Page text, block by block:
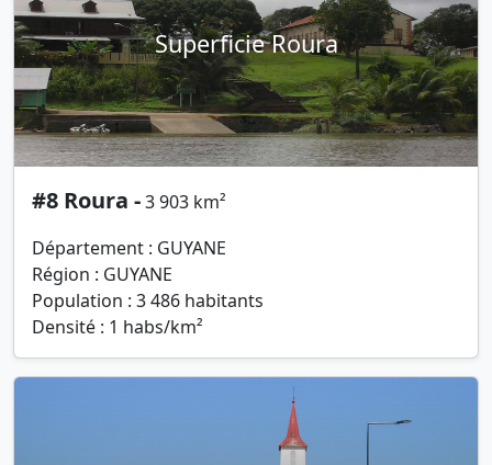
Superficie Roura
#8 Roura -3 903 km²
Département : GUYANE
Région : GUYANE
Population : 3 486 habitants
Densité : 1 habs/km²